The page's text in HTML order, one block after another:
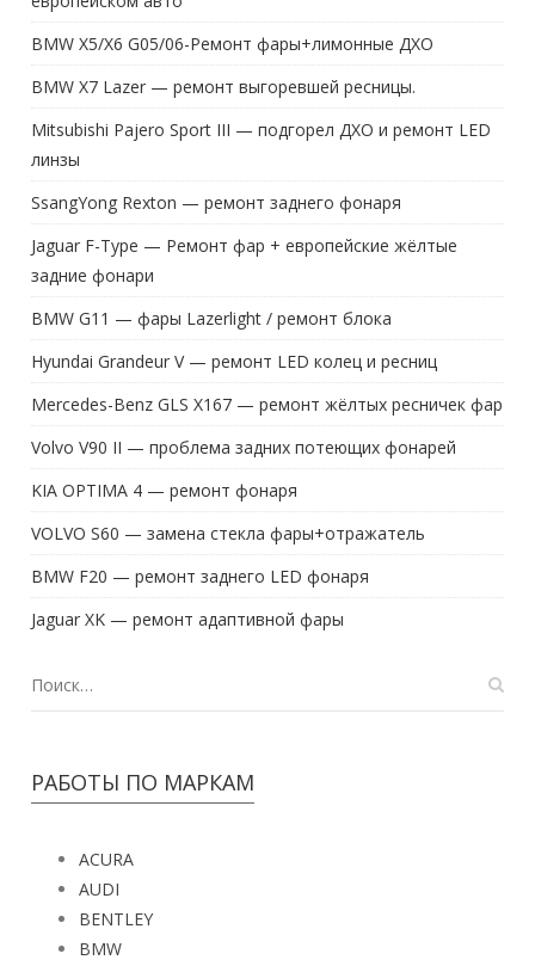
BMW X5/X6 G05/06-Ремонт фары+лимонные ДХО
BMW X7 Lazer — ремонт выгоревшей ресницы.
Mitsubishi Pajero Sport III — подгорел ДХО и ремонт LED
линзы
SsangYong Rexton — ремонт заднего фонаря
Jaguar F-Type — Ремонт фар + европейские жёлтые
задние фонари
BMW G11 — фары Lazerlight / ремонт блока
Hyundai Grandeur V — ремонт LED колец и ресниц
Mercedes-Benz GLS X167 — ремонт жёлтых ресничек фар
Volvo V90 II — проблема задних потеющих фонарей
KIA OPTIMA 4 — ремонт фонаря
VOLVO S60 — замена стекла фары+отражатель
BMW F20 — ремонт заднего LED фонаря
Jaguar XK — ремонт адаптивной фары
РАБОТЫ ПО МАРКАМ
ACURA
AUDI
BENTLEY
BMW